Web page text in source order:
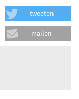
tweeten
mailen